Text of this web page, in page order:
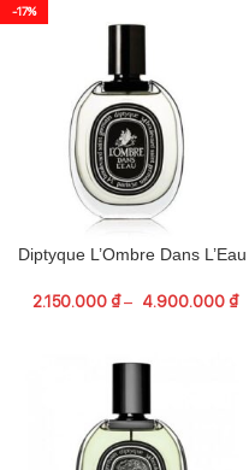
-17%
Diptyque L’Ombre Dans L’Eau
2.150.000 ₫ – 4.900.000 ₫